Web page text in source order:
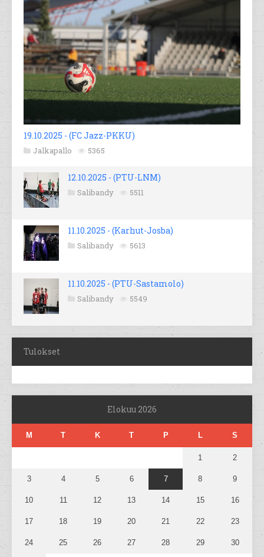
19.10.2025 - (FC Jazz-PKKU)
Jalkapallo 5365
12.10.2025 - (PTU-LNM)
Salibandy 5511
11.10.2025 - (Karhut-Josba)
Salibandy 5613
11.10.2025 - (PTU-Sastamolo)
Salibandy 5549
Tulokset
Elokuu 2026
M T K T P L S
1 2
3 4 5 6 7 8 9
10 11 12 13 14 15 16
17 18 19 20 21 22 23
24 25 26 27 28 29 30